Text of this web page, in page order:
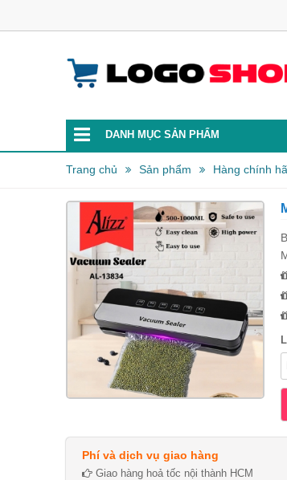
DANH MỤC SẢN PHẨM
Trang chủ Sản phẩm Hàng chính
Phí và dịch vụ giao hàng
Giao hàng hoả tốc nội thành HCM